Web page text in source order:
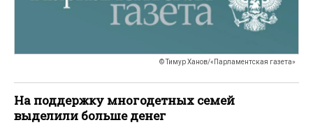
© Тимур Ханов/«Парламентская газета»
На поддержку многодетных семей
выделили больше денег